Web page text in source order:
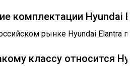
комплектации Hyundai
рынке Hyundai Elantra
классу относится